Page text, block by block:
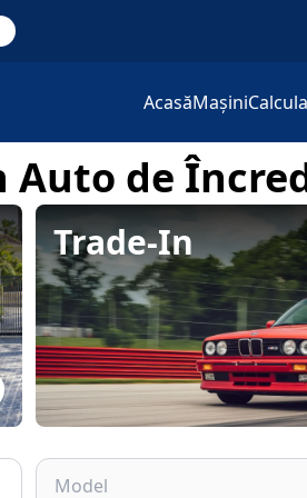
AcasăMașini
Auto de
Trade-In